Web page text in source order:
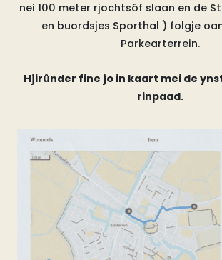
nei 100 meter rjochtsôf slaan en de
en buordsjes Sporthal ) folgje
Parkearterrein.
Hjirûnder fine jo in kaart mei de
rinpaad.